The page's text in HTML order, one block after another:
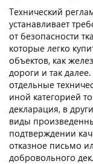
Технический
устанавливает
от безопасности
которые легко
объектов, как
дороги и так
отдельные
иной категорией
декларация, в
виды
подтверждении
отказное письмо
добровольного